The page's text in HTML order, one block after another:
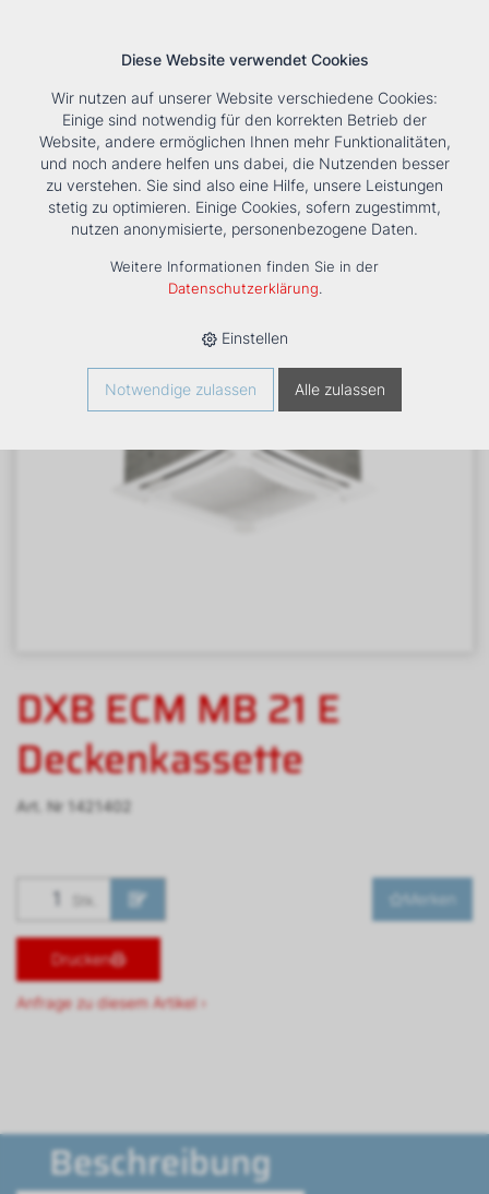
Tools Unternehmen Karriere KontaktSuche
HOME › PRODUKTE › KÄLTE/KLIMA › FANCOILS › DXB ECM MB
21 E DECKENKASSETTE
DXB ECM MB 21 E
Deckenkassette
Art. Nr 1421402
Stk. Merken
Drucken
Anfrage zu diesem Artikel ›
Beschreibung
Diese Website verwendet Cookies
Wir nutzen auf unserer Website verschiedene Cookies:
Einige sind notwendig für den korrekten Betrieb der
Website, andere ermöglichen Ihnen mehr Funktionalitäten,
und noch andere helfen uns dabei, die Nutzenden besser
zu verstehen. Sie sind also eine Hilfe, unsere Leistungen
stetig zu optimieren. Einige Cookies, sofern zugestimmt,
nutzen anonymisierte, personenbezogene Daten.
Weitere Informationen finden Sie in der
Datenschutzerklärung.
Einstellen
Notwendige zulassen Alle zulassen